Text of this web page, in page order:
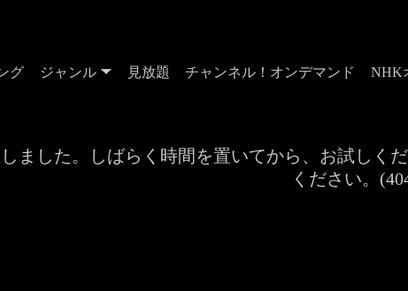
グ ジャンル 見放題 チャンネル！オンデマンド NHK
ました。しばらく時間を置いてから、お試しく
ください。